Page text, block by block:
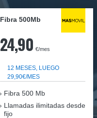
Fibra 500Mb
24,90 €/mes
12 MESES, LUEGO
29,90€/MES
Fibra 500 Mb
Llamadas ilimitadas desde
fijo